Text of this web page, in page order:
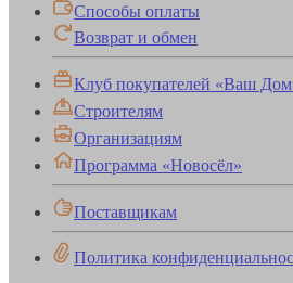
Способы оплаты
Возврат и обмен
Клуб покупателей «Ваш
Строителям
Организациям
Программа «Новосёл»
Поставщикам
Политика